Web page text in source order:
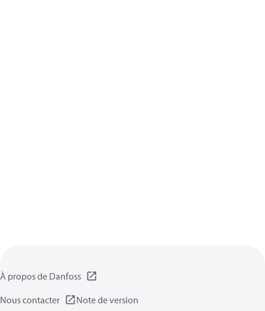
À propos de Danfoss
Nous contacter
Note de version